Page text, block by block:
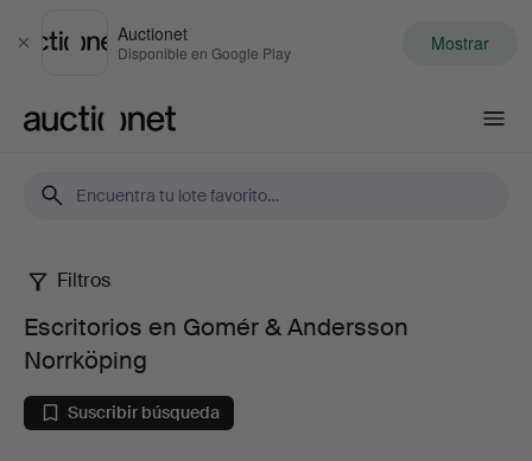
Cerrar
Auctionet
Disponible en Google Play Mostrar
Escritorios
en
Gomér
Filtros
Escritorios en Gomér & Andersson
Norrköping
Suscribir búsqueda